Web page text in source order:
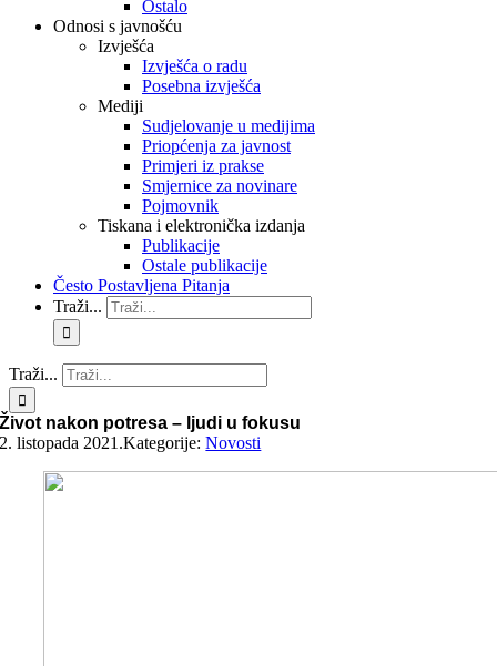
Ostalo
Odnosi s javnošću
Izvješća
Izvješća o radu
Posebna izvješća
Mediji
Sudjelovanje u medijima
Priopćenja za javnost
Primjeri iz prakse
Smjernice za novinare
Pojmovnik
Tiskana i elektronička izdanja
Publikacije
Ostale publikacije
Često Postavljena Pitanja
Traži...
Traži...
Život nakon potresa – ljudi u fokusu
2. listopada 2021.Kategorije:Novosti